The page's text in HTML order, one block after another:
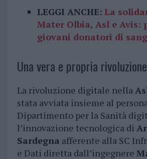
LEGGI ANCHE: La
Mater Olbia, Asl e Avis:
giovani donatori di
Una vera e propria
La rivoluzione digitale nella
stata avviata insieme al
Dipartimento per la Sanità
l’innovazione tecnologica di
Sardegna afferente alla SC
e Dati diretta dall’ingegnere